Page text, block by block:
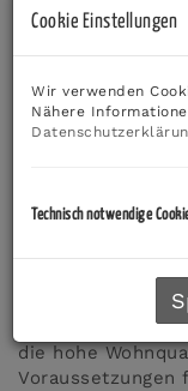
*** Ihr perfektes
oder auch als
Diese charmante
komfortables
geschnittene
,
.
die hohe
Cookie Einstellungen
Wir verwenden
Nähere
Technisch notwendige